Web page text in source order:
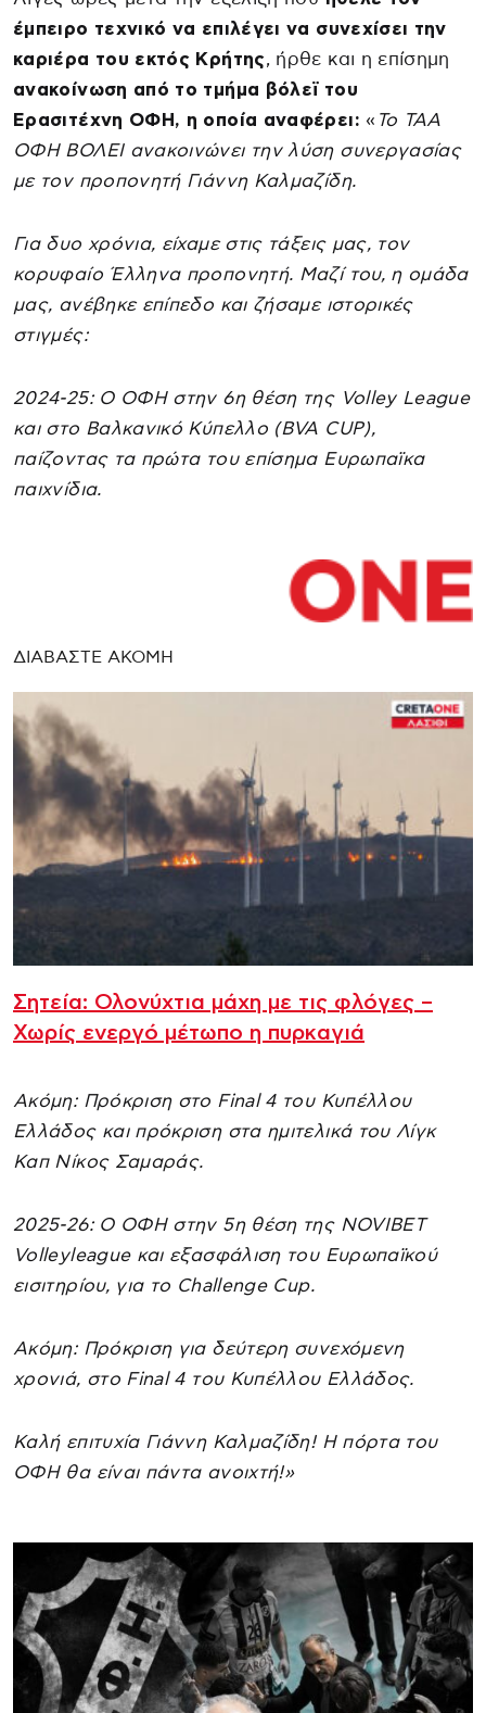
έμπειρο τεχνικό να επιλέγει να συνεχίσει την
καριέρα του εκτός Κρήτης, ήρθε και η επίσημη
ανακοίνωση από το τμήμα βόλεϊ του
Ερασιτέχνη ΟΦΗ, η οποία αναφέρει: « Το ΤΑΑ
ΟΦΗ ΒΟΛΕΙ ανακοινώνει την λύση συνεργασίας
με τον προπονητή Γιάννη Καλμαζίδη.
Για δυο χρόνια, είχαμε στις τάξεις μας, τον
κορυφαίο Έλληνα προπονητή. Μαζί του, η ομάδα
μας, ανέβηκε επίπεδο και ζήσαμε ιστορικές
στιγμές:
2024-25: Ο ΟΦΗ στην 6η θέση της Volley League
και στο Βαλκανικό Κύπελλο (BVA CUP),
παίζοντας τα πρώτα του επίσημα Ευρωπαϊκα
παιχνίδια.
ΔΙΑΒΑΣΤΕ ΑΚΟΜΗ
Σητεία: Ολονύχτια μάχη με τις φλόγες –
Χωρίς ενεργό μέτωπο η πυρκαγιά
Ακόμη: Πρόκριση στο Final 4 του Κυπέλλου
Ελλάδος και πρόκριση στα ημιτελικά του Λίγκ
Καπ Νίκος Σαμαράς.
2025-26: Ο ΟΦΗ στην 5η θέση της NOVIBET
Volleyleague και εξασφάλιση του Ευρωπαϊκού
εισιτηρίου, για το Challenge Cup.
Ακόμη: Πρόκριση για δεύτερη συνεχόμενη
χρονιά, στο Final 4 του Κυπέλλου Ελλάδος.
Καλή επιτυχία Γιάννη Καλμαζίδη! Η πόρτα του
ΟΦΗ θα είναι πάντα ανοιχτή!»